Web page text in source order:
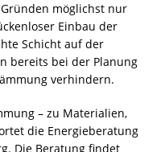
möglichst nur
Einbau der
Schicht auf der
bereits bei der Planung
verhindern.
– zu Materialien,
die Energieberatung
Die Beratung findet